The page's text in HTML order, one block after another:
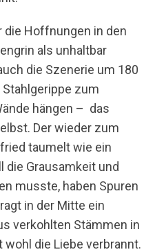
die Hoffnungen in den
als unhaltbar
die Szenerie um 180
zum
hängen – das
Der wieder zum
taumelt wie ein
die Grausamkeit und
musste, haben Spuren
in der Mitte ein
verkohlten Stämmen in
die Liebe verbrannt.